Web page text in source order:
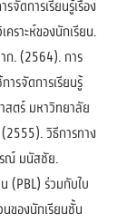
ดการเรียนรู้เรื่อง
ราะห์ของนักเรียน.
ก. (2564). การ
ารจัดการเรียนรู้
สตร์ มหาวิทยาลัย
วิธีการทาง
รณ์ มนัสชัย.
(PBL) ร่วมกับใบ
ของนักเรียนชั้น